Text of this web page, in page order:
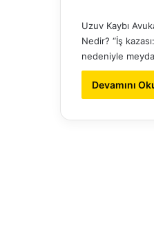
Uzuv Kaybı
Nedir? “İş
nedeniyle
Devamını